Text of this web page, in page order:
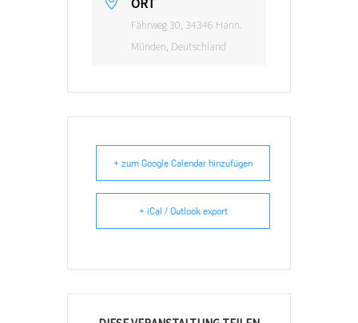
ORT
Fährweg 30, 34346 Hann.
Münden, Deutschland
+ zum Google Calendar hinzufügen
+ iCal / Outlook export